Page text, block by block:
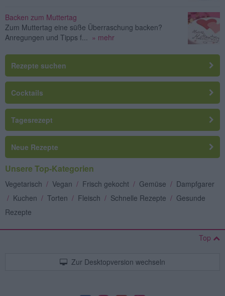
Backen zum Muttertag
Zum Muttertag eine süße Überraschung backen?
Anregungen und Tipps f... » mehr
Rezepte suchen
Cocktails
Tagesrezept
Neue Rezepte
Unsere Top-Kategorien
Vegetarisch / Vegan / Frisch gekocht / Gemüse / Dampfgarer
/ Kuchen / Torten / Fleisch / Schnelle Rezepte / Gesunde
Rezepte
Top
Zur Desktopversion wechseln